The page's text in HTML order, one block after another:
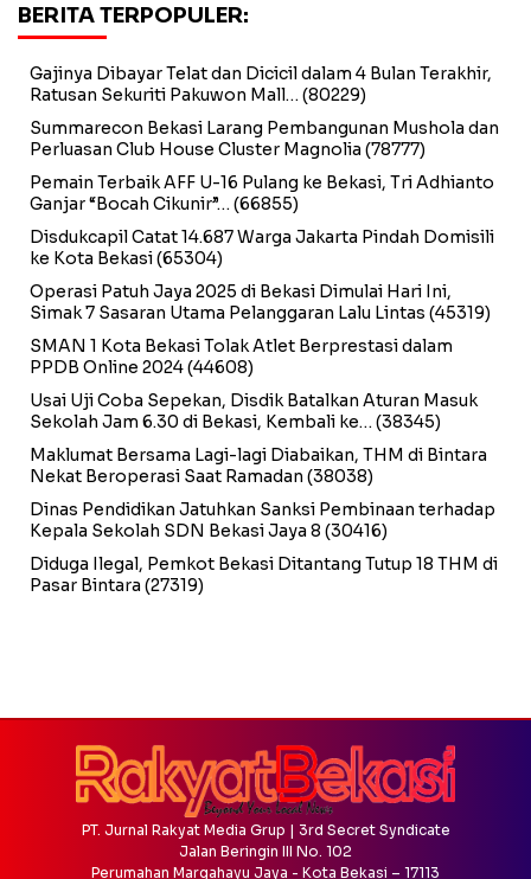
BERITA TERPOPULER:
Gajinya Dibayar Telat dan Dicicil dalam 4 Bulan Terakhir,
Ratusan Sekuriti Pakuwon Mall… (80229)
Summarecon Bekasi Larang Pembangunan Mushola dan
Perluasan Club House Cluster Magnolia (78777)
Pemain Terbaik AFF U-16 Pulang ke Bekasi, Tri Adhianto
Ganjar “Bocah Cikunir”… (66855)
Disdukcapil Catat 14.687 Warga Jakarta Pindah Domisili
ke Kota Bekasi(65304)
Operasi Patuh Jaya 2025 di Bekasi Dimulai Hari Ini,
Simak 7 Sasaran Utama Pelanggaran Lalu Lintas (45319)
SMAN 1 Kota Bekasi Tolak Atlet Berprestasi dalam
PPDB Online 2024(44608)
Usai Uji Coba Sepekan, Disdik Batalkan Aturan Masuk
Sekolah Jam 6.30 di Bekasi, Kembali ke… (38345)
Maklumat Bersama Lagi-lagi Diabaikan, THM di Bintara
Nekat Beroperasi Saat Ramadan (38038)
Dinas Pendidikan Jatuhkan Sanksi Pembinaan terhadap
Kepala Sekolah SDN Bekasi Jaya 8 (30416)
Diduga Ilegal, Pemkot Bekasi Ditantang Tutup 18 THM di
Pasar Bintara (27319)
PT. Jurnal Rakyat Media Grup | 3rd Secret Syndicate
Jalan Beringin III No. 102
Perumahan Margahayu Jaya - Kota Bekasi – 17113